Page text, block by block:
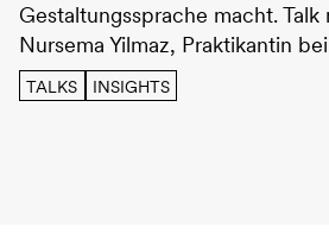
Gestaltungssprache macht. Talk
Nursema Yilmaz, Praktikantin
TALKS INSIGHTS